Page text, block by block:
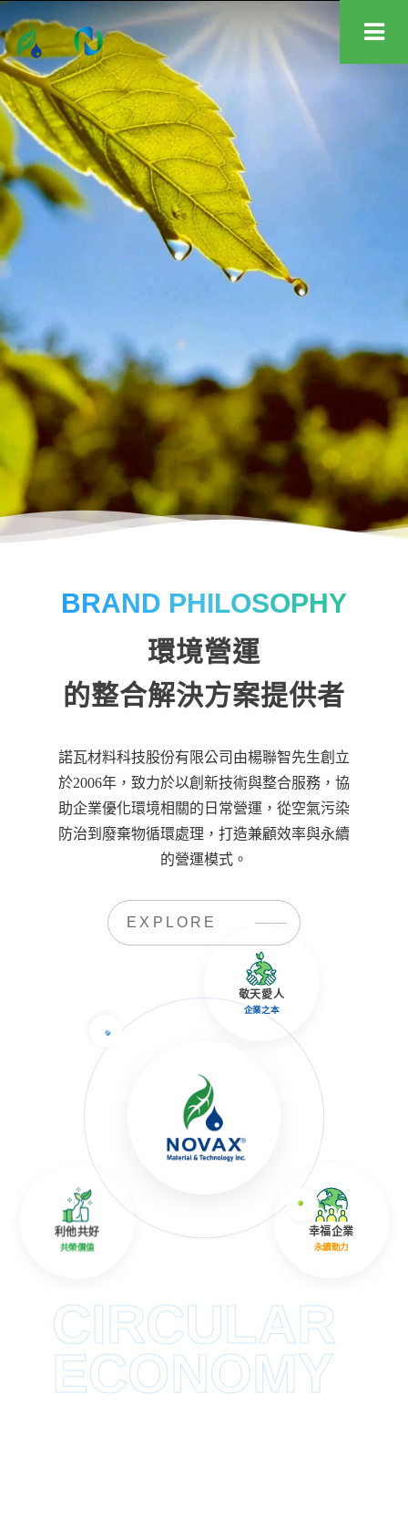
BRAND PHILOSOPHY
環境營運
的整合解決方案提供者
諾瓦材料科技股份有限公司由楊聯智先生創立
於2006年，致力於以創新技術與整合服務，協
助企業優化環境相關的日常營運，從空氣污染
防治到廢棄物循環處理，打造兼顧效率與永續
的營運模式。
EXPLORE
敬天愛人
企業之本
利他共好
共榮價值
幸福企業
永續動力
CIRCULAR
ECONOMY